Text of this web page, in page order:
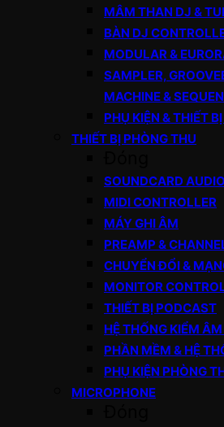
MÂM THAN DJ &
BÀN DJ
MODULAR &
SAMPLER,
MACHINE &
PHỤ KIỆN & THIẾT
THIẾT BỊ PHÒNG THU
SOUNDCARD
MIDI CONTROLLER
MÁY GHI ÂM
PREAMP &
CHUYỂN ĐỔI &
MONITOR
THIẾT BỊ PODCAST
HỆ THỐNG KIỂM
PHẦN MỀM & HỆ
PHỤ KIỆN PHÒNG
MICROPHONE